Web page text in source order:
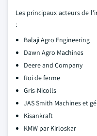
Les principaux acteurs de
:
Balaji Agro Engineering
Dawn Agro Machines
Deere and Company
Roi de ferme
Gris-Nicolls
JAS Smith Machines et
Kisankraft
KMW par Kirloskar